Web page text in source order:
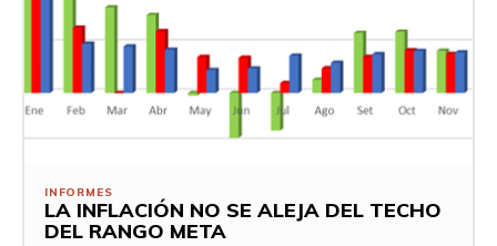
INFORMES
LA INFLACIÓN NO SE ALEJA DEL TECHO
DEL RANGO META